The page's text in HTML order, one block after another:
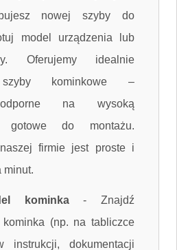
nowej szyby do
model urządzenia lub
Oferujemy idealnie
szyby kominkowe –
odporne na wysoką
gotowe do montażu.
firmie jest proste i
minut.
kominka- Znajdź
kominka (np. na tabliczce
instrukcji, dokumentacji